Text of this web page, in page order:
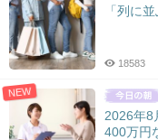
「列に
18583
NEW
2026年8
400万円